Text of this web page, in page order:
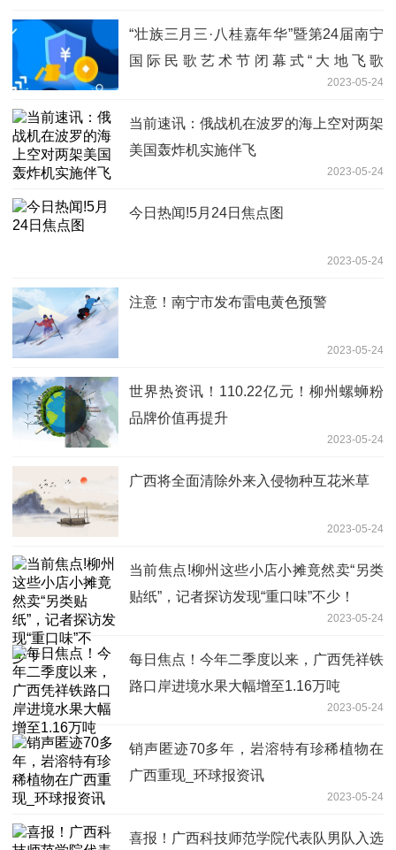
“壮族三月三·八桂嘉年华”暨第24届南宁
国际民歌艺术节闭幕式“大地飞歌
2023-05-24
当前速讯：俄战机在波罗的海上空对两架
美国轰炸机实施伴飞
2023-05-24
今日热闻!5月24日焦点图
2023-05-24
注意！南宁市发布雷电黄色预警
2023-05-24
世界热资讯！110.22亿元！柳州螺蛳粉
品牌价值再提升
2023-05-24
广西将全面清除外来入侵物种互花米草
2023-05-24
当前焦点!柳州这些小店小摊竟然卖“另类
贴纸”，记者探访发现“重口味”不少！
2023-05-24
每日焦点！今年二季度以来，广西凭祥铁
路口岸进境水果大幅增至1.16万吨
2023-05-24
销声匿迹70多年，岩溶特有珍稀植物在
广西重现_环球报资讯
2023-05-24
喜报！广西科技师范学院代表队男队入选